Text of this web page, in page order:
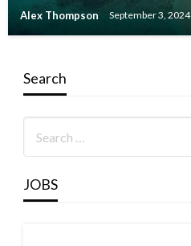
Alex Thompson September 3, 2024
Search
JOBS